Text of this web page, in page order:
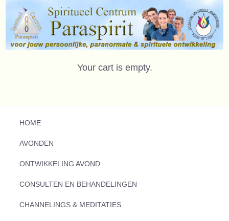
Your cart is empty.
HOME
AVONDEN
ONTWIKKELING AVOND
CONSULTEN EN BEHANDELINGEN
CHANNELINGS & MEDITATIES